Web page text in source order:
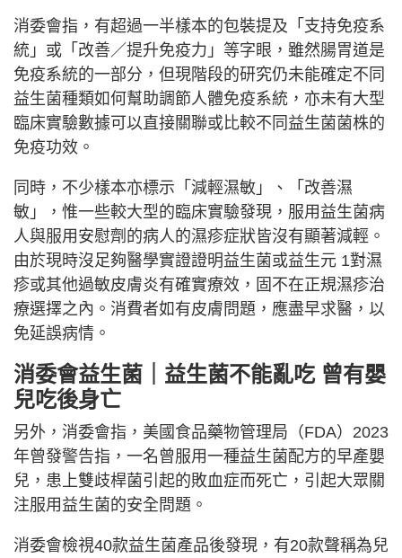
消委會指，有超過一半樣本的包裝提及「支持免疫系
統」或「改善／提升免疫力」等字眼，雖然腸胃道是
免疫系統的一部分，但現階段的研究仍未能確定不同
益生菌種類如何幫助調節人體免疫系統，亦未有大型
臨床實驗數據可以直接關聯或比較不同益生菌菌株的
免疫功效。
同時，不少樣本亦標示「減輕濕敏」、「改善濕
敏」，惟一些較大型的臨床實驗發現，服用益生菌病
人與服用安慰劑的病人的濕疹症狀皆沒有顯著減輕。
由於現時沒足夠醫學實證證明益生菌或益生元 1對濕
疹或其他過敏皮膚炎有確實療效，固不在正規濕疹治
療選擇之內。消費者如有皮膚問題，應盡早求醫，以
免延誤病情。
消委會益生菌｜益生菌不能亂吃 曾有嬰
兒吃後身亡
另外，消委會指，美國食品藥物管理局（FDA）2023
年曾發警告指，一名曾服用一種益生菌配方的早產嬰
兒，患上雙歧桿菌引起的敗血症而死亡，引起大眾關
注服用益生菌的安全問題。
消委會檢視40款益生菌產品後發現，有20款聲稱為兒